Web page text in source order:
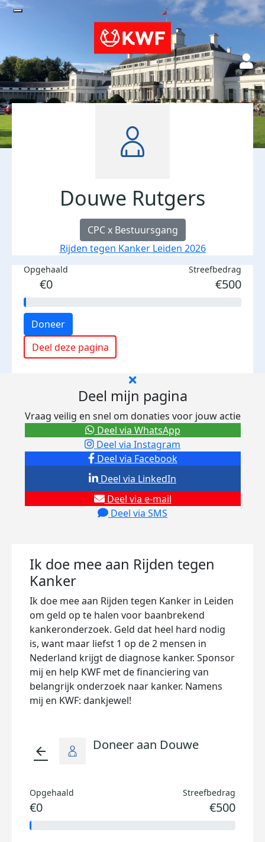
Douwe Rutgers
CPC x Bestuursgang
Rijden tegen Kanker Leiden 2026
Opgehaald
€0
Streefbedrag
€500
Doneer
Deel deze pagina
Deel mijn pagina
Vraag veilig en snel om donaties voor jouw actie
Deel via Facebook
Deel via Instagram
Deel via e-mail
Deel via SMS
Deel via LinkedIn
Deel via WhatsApp
Ik doe mee aan Rijden tegen
Kanker
Ik doe mee aan Rijden tegen Kanker in Leiden
om geld op te halen voor baanbrekend
kankeronderzoek. Geld dat heel hard nodig
is, want maar liefst 1 op de 2 mensen in
Nederland krijgt de diagnose kanker. Sponsor
mij en help KWF met de financiering van
belangrijk onderzoek naar kanker. Namens
mij en KWF: dankjewel!
arrow_back Doneer aan Douwe
Opgehaald
€0
Streefbedrag
€500